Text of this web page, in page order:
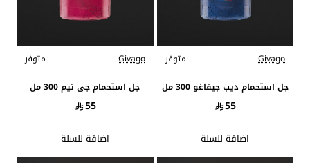
جديد Givago
متوفر
جل استحمام ديب جيفاغو 300 مل
55
اضافة للسلة
جديد Givago
متوفر
جل استحمام جي تيم 300 مل
55
اضافة للسلة